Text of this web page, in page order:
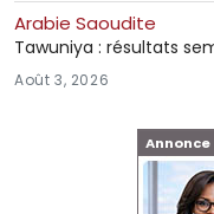
Annonce
Arabie Saoudite
Tawuniya : résultats
Août 3, 2026